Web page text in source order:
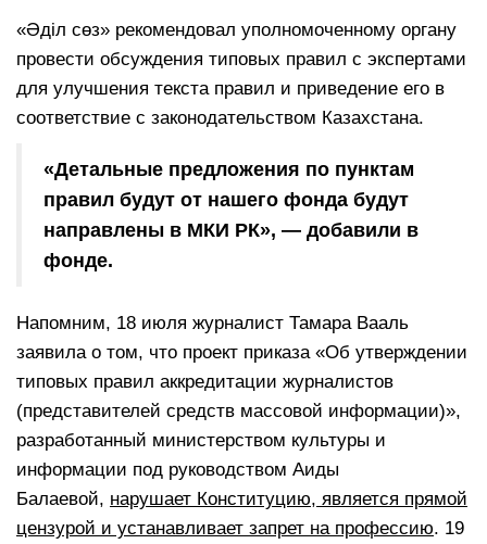
«Әділ сөз» рекомендовал уполномоченному органу
провести обсуждения типовых правил с экспертами
для улучшения текста правил и приведение его в
соответствие с законодательством Казахстана.
«Детальные предложения по пунктам
правил будут от нашего фонда будут
направлены в МКИ РК», — добавили в
фонде.
Напомним, 18 июля журналист Тамара Вааль
заявила о том, что проект приказа «Об утверждении
типовых правил аккредитации журналистов
(представителей средств массовой информации)»,
разработанный министерством культуры и
информации под руководством Аиды
Балаевой, нарушает Конституцию, является прямой
цензурой и устанавливает запрет на профессию. 19